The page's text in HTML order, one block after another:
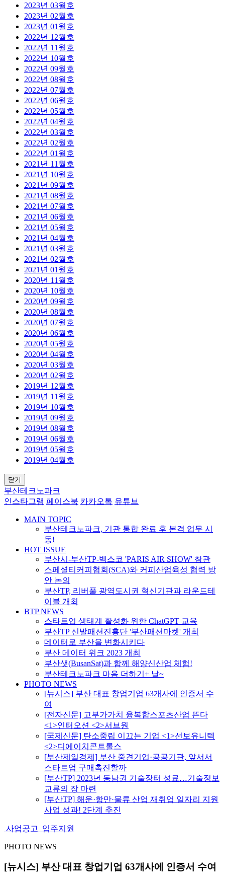
2023년 03월호
2023년 02월호
2023년 01월호
2022년 12월호
2022년 11월호
2022년 10월호
2022년 09월호
2022년 08월호
2022년 07월호
2022년 06월호
2022년 05월호
2022년 04월호
2022년 03월호
2022년 02월호
2022년 01월호
2021년 11월호
2021년 10월호
2021년 09월호
2021년 08월호
2021년 07월호
2021년 06월호
2021년 05월호
2021년 04월호
2021년 03월호
2021년 02월호
2021년 01월호
2020년 11월호
2020년 10월호
2020년 09월호
2020년 08월호
2020년 07월호
2020년 06월호
2020년 05월호
2020년 04월호
2020년 03월호
2020년 02월호
2019년 12월호
2019년 11월호
2019년 10월호
2019년 09월호
2019년 08월호
2019년 06월호
2019년 05월호
2019년 04월호
닫기
부산테크노파크
인스타그램 페이스북 카카오톡 유튜브
MAIN TOPIC
부산테크노파크, 기관 통합 완료 후 본격 업무 시
동!
HOT ISSUE
부산시-부산TP-벡스코 'PARIS AIR SHOW' 참관
스페셜티커피협회(SCA)와 커피산업육성 협력 방
안 논의
부산TP, 리버풀 광역도시권 혁신기관과 라운드테
이블 개최
BTP NEWS
스타트업 생태계 활성화 위한 ChatGPT 교육
부산TP 신발패션진흥단 '부산패션마켓' 개최
데이터로 부산을 변화시키다
부산 데이터 위크 2023 개최
부산샛(BusanSat)과 함께 해양신산업 체험!
부산테크노파크 마음 더하기+ 날~
PHOTO NEWS
[뉴시스] 부산 대표 창업기업 63개사에 인증서 수
여
[전자신문] 고부가가치 융복합스포츠산업 뜬다
<1>인터오션 <2>서브원
[국제신문] 탄소중립 이끄는 기업 <1>선보유니텍
<2>디에이치콘트롤스
[부산제일경제] 부산 중견기업·공공기관, 앞서서
스타트업 구매촉진할까
[부산TP] 2023년 동남권 기술장터 성료…기술정보
교류의 장 마련
[부산TP] 해운·항만·물류 산업 재취업 일자리 지원
사업 성과! 2단계 추진
사업공고 입주지원
PHOTO NEWS
[뉴시스] 부산 대표 창업기업 63개사에 인증서 수여